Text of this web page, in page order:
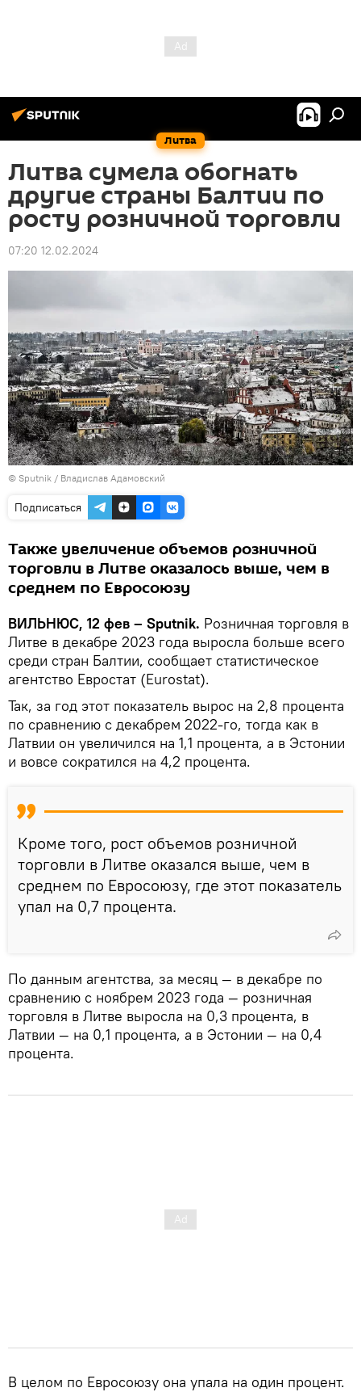
Литва
Литва сумела обогнать
другие страны Балтии по
росту розничной торговли
07:20 12.02.2024
© Sputnik / Владислав Адамовский
Подписаться
Также увеличение объемов розничной
торговли в Литве оказалось выше, чем в
среднем по Евросоюзу
ВИЛЬНЮС, 12 фев – Sputnik. Розничная торговля в
Литве в декабре 2023 года выросла больше всего
среди стран Балтии, сообщает статистическое
агентство Евростат (Eurostat).
Так, за год этот показатель вырос на 2,8 процента
по сравнению с декабрем 2022-го, тогда как в
Латвии он увеличился на 1,1 процента, а в Эстонии
и вовсе сократился на 4,2 процента.
Кроме того, рост объемов розничной
торговли в Литве оказался выше, чем в
среднем по Евросоюзу, где этот показатель
упал на 0,7 процента.
По данным агентства, за месяц — в декабре по
сравнению с ноябрем 2023 года — розничная
торговля в Литве выросла на 0,3 процента, в
Латвии — на 0,1 процента, а в Эстонии — на 0,4
процента.
В целом по Евросоюзу она упала на один процент.